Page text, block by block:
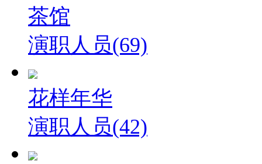
茶馆
演职人员(69)
花样年华
演职人员(42)